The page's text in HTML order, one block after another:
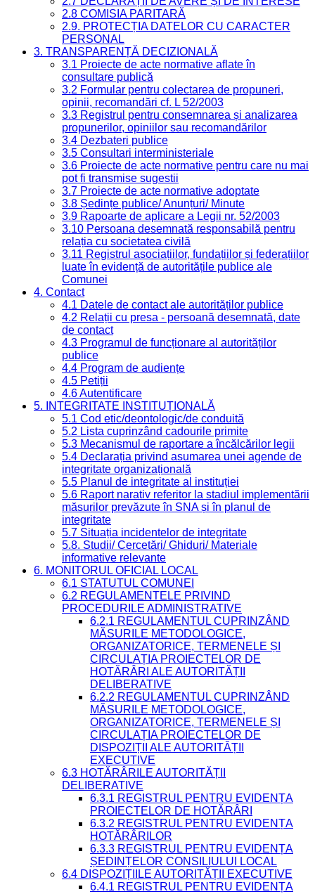
2.8 COMISIA PARITARĂ
2.9. PROTECȚIA DATELOR CU CARACTER
PERSONAL
3. TRANSPARENȚĂ DECIZIONALĂ
3.1 Proiecte de acte normative aflate în
consultare publică
3.2 Formular pentru colectarea de propuneri,
opinii, recomandări cf. L 52/2003
3.3 Registrul pentru consemnarea și analizarea
propunerilor, opiniilor sau recomandărilor
3.4 Dezbateri publice
3.5 Consultari interministeriale
3.6 Proiecte de acte normative pentru care nu mai
pot fi transmise sugestii
3.7 Proiecte de acte normative adoptate
3.8 Ședințe publice/ Anunțuri/ Minute
3.9 Rapoarte de aplicare a Legii nr. 52/2003
3.10 Persoana desemnată responsabilă pentru
relația cu societatea civilă
3.11 Registrul asociațiilor, fundațiilor și federațiilor
luate în evidență de autoritățile publice ale
Comunei
4. Contact
4.1 Datele de contact ale autorităților publice
4.2 Relații cu presa - persoană desemnată, date
de contact
4.3 Programul de funcționare al autorităților
publice
4.4 Program de audiențe
4.5 Petiții
4.6 Autentificare
5. INTEGRITATE INSTITUȚIONALĂ
5.1 Cod etic/deontologic/de conduită
5.2 Lista cuprinzând cadourile primite
5.3 Mecanismul de raportare a încălcărilor legii
5.4 Declarația privind asumarea unei agende de
integritate organizațională
5.5 Planul de integritate al instituției
5.6 Raport narativ referitor la stadiul implementării
măsurilor prevăzute în SNA și în planul de
integritate
5.7 Situația incidentelor de integritate
5.8. Studii/ Cercetări/ Ghiduri/ Materiale
informative relevante
6. MONITORUL OFICIAL LOCAL
6.1 STATUTUL COMUNEI
6.2 REGULAMENTELE PRIVIND
PROCEDURILE ADMINISTRATIVE
6.2.1 REGULAMENTUL CUPRINZÂND
MĂSURILE METODOLOGICE,
ORGANIZATORICE, TERMENELE ȘI
CIRCULAȚIA PROIECTELOR DE
HOTĂRÂRI ALE AUTORITĂȚII
DELIBERATIVE
6.2.2 REGULAMENTUL CUPRINZÂND
MĂSURILE METODOLOGICE,
ORGANIZATORICE, TERMENELE ȘI
CIRCULAȚIA PROIECTELOR DE
DISPOZIȚII ALE AUTORITĂȚII
EXECUTIVE
6.3 HOTĂRÂRILE AUTORITĂȚII
DELIBERATIVE
6.3.1 REGISTRUL PENTRU EVIDENȚA
PROIECTELOR DE HOTĂRÂRI
6.3.2 REGISTRUL PENTRU EVIDENȚA
HOTĂRÂRILOR
6.3.3 REGISTRUL PENTRU EVIDENȚA
ȘEDINȚELOR CONSILIULUI LOCAL
6.4 DISPOZIȚIILE AUTORITĂȚII EXECUTIVE
6.4.1 REGISTRUL PENTRU EVIDENȚA